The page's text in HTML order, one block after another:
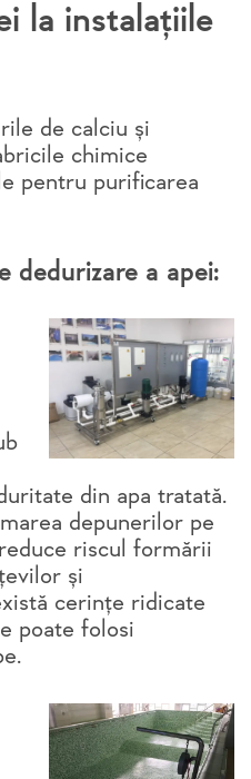
la instalațiile
de calciu și
chimice
pentru purificarea
dedurizare a apei:
din apa tratată.
depunerilor pe
riscul formării
și
cerințe ridicate
poate folosi